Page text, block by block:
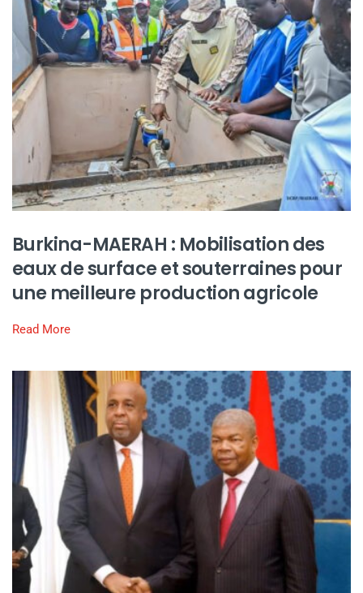
Burkina-MAERAH : Mobilisation des
eaux de surface et souterraines pour
une meilleure production agricole
Read More